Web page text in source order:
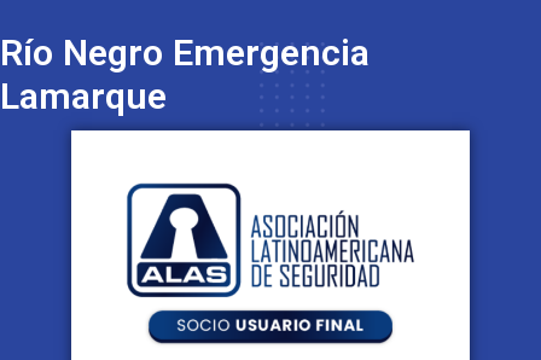
Río Negro Emergencia
Lamarque